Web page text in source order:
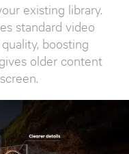
existing library.
standard video
boosting
older content